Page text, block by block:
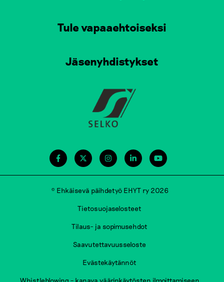
Tule vapaaehtoiseksi
Jäsenyhdistykset
© Ehkäisevä päihdetyö EHYT ry 2026
Tietosuojaselosteet
Tilaus- ja sopimusehdot
Saavutettavuusseloste
Evästekäytännöt